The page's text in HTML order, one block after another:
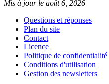
Mis à jour le août 6, 2026
Questions et réponses
Plan du site
Contact
Licence
Politique de confidentialité
Conditions d'utilisation
Gestion des newsletters